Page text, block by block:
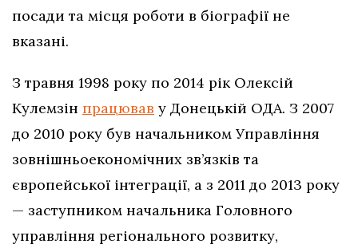
посади та місця роботи в біографії не
вказані.
З травня 1998 року по 2014 рік Олексій
Кулемзін працював у Донецькій ОДА. З 2007
до 2010 року був начальником Управління
зовнішньоекономічних зв’язків та
європейської інтеграції, а з 2011 до 2013 року
— заступником начальника Головного
управління регіонального розвитку,